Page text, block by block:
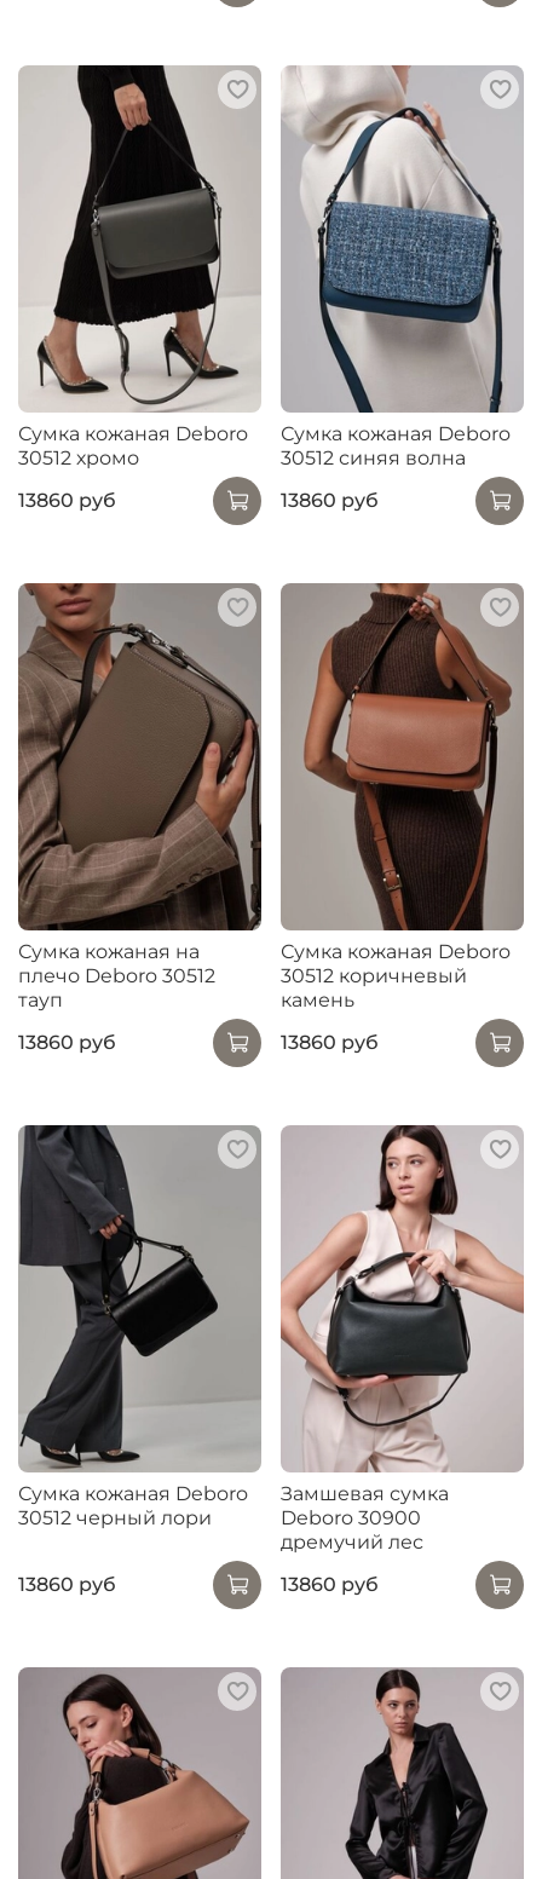
Сумка кожаная Deboro
30512 хромо
13860 руб
Сумка кожаная Deboro
30512 синяя волна
13860 руб
Сумка кожаная на
плечо Deboro 30512
тауп
13860 руб
Сумка кожаная Deboro
30512 коричневый
камень
13860 руб
Сумка кожаная Deboro
30512 черный лори
13860 руб
Замшевая сумка
Deboro 30900
дремучий лес
13860 руб